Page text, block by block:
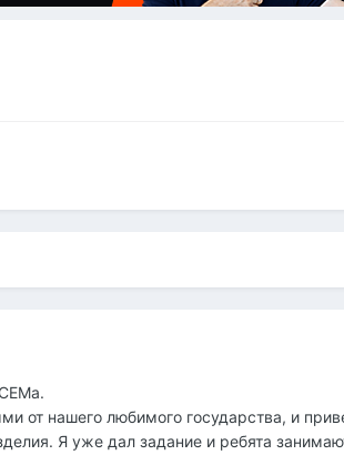
от нашего любимого государства, и
Я уже дал задание и ребята